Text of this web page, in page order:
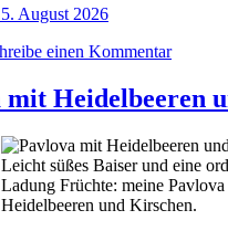
craquelin
Schokolade:
de
luxe“
5. August 2026
einen Kommentar
mit Heidelbeeren
Leicht süßes Baiser und eine
Ladung Früchte: meine
Heidelbeeren und Kirschen.